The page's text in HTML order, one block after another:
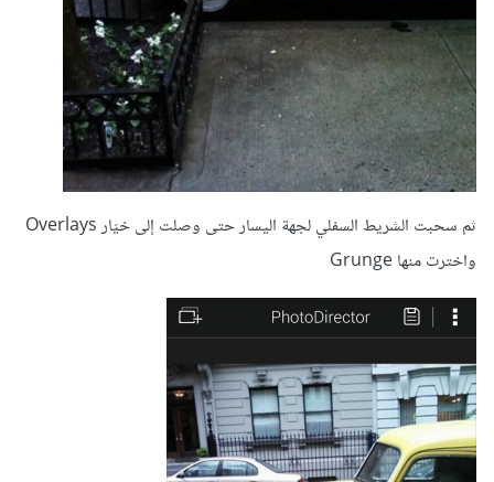
ثم سحبت الشريط السفلي لجهة اليسار حتى وصلت إلى خيَار Overlays
واخترت منها Grunge